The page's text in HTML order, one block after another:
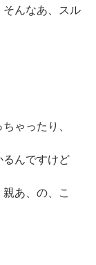
んなあ、スル
ゃったり、
るんですけど
あ、の、こ